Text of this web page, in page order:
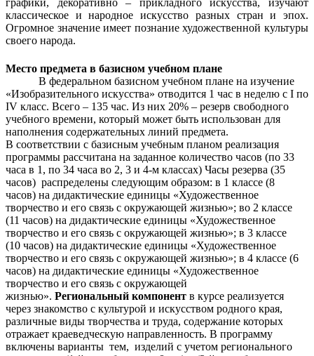
графики, декоративно – прикладного искусства, изучают
классическое и народное искусство разных стран и эпох.
Огромное значение имеет познание художественной культуры
своего народа.
Место предмета в базисном учебном плане
В федеральном базисном учебном плане на изучение
«Изобразительного искусства» отводится 1 час в неделю с I по
IV класс. Всего – 135 час. Из них 20% – резерв свободного
учебного времени, который может быть использован для
наполнения содержательных линий предмета.
В соответствии с базисным учебным планом реализация
программы рассчитана на заданное количество часов (по 33
часа в 1, по 34 часа во 2, 3 и 4-м классах) Часы резерва (35
часов) распределены следующим образом: в 1 классе (8
часов) на дидактические единицы «Художественное
творчество и его связь с окружающей жизнью»; во 2 классе
(11 часов) на дидактические единицы «Художественное
творчество и его связь с окружающей жизнью»; в 3 классе
(10 часов) на дидактические единицы «Художественное
творчество и его связь с окружающей жизнью»; в 4 классе (6
часов) на дидактические единицы «Художественное
творчество и его связь с окружающей
жизнью». Региональный компонент в курсе реализуется
через знакомство с культурой и искусством родного края,
различные виды творчества и труда, содержание которых
отражает краеведческую направленность. В программу
включены варианты тем, изделий с учетом регионального